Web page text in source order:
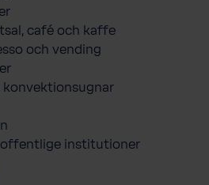
café och kaffe
och vending
konvektionsugnar
offentlige institutioner